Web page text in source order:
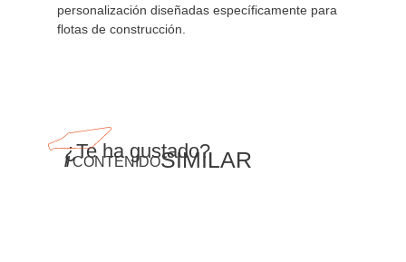
personalización diseñadas específicamente para
flotas de construcción.
¿Te ha gustado?
// CONTENIDOSIMILAR